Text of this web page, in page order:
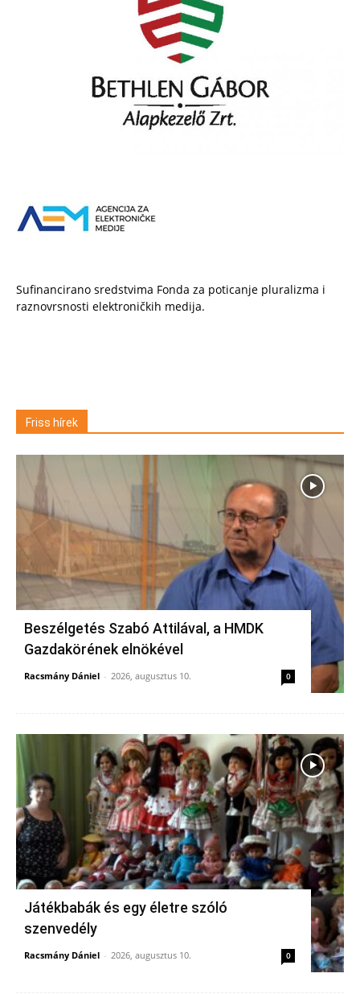
Sufinancirano sredstvima Fonda za poticanje pluralizma i
raznovrsnosti elektroničkih medija.
Friss hírek
Beszélgetés Szabó Attilával, a HMDK
Gazdakörének elnökével
Racsmány Dániel - 2026, augusztus 10. 0
Játékbabák és egy életre szóló
szenvedély
Racsmány Dániel - 2026, augusztus 10. 0